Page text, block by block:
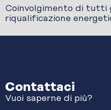
Coinvolgimento di tutti
riqualificazione
Contattaci
Vuoi saperne di più?